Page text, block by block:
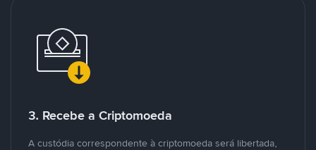
3. Recebe a Criptomoeda
A custódia correspondente à criptomoeda será libertada,